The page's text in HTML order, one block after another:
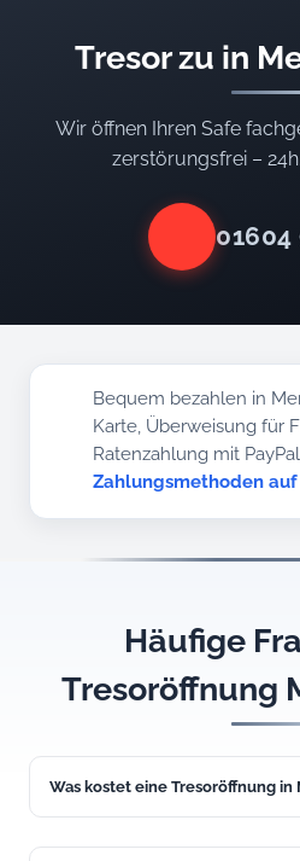
Tresor zu in
Wir öffnen Ihren Safe
zerstörungsfrei –
01604
Bequem bezahlen in
Karte, Überweisung für
Ratenzahlung mit
Zahlungsmethoden
Häufige
Tresoröffnung
Was kostet eine Tresoröffnung in
Preis hängt von Tresortyp und